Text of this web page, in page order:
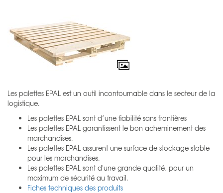
Les palettes EPAL est un outil incontournable dans le secteur de la
logistique.
Les palettes EPAL sont d’une fiabilité sans frontières
Les palettes EPAL garantissent le bon acheminement des
marchandises.
Les palettes EPAL assurent une surface de stockage stable
pour les marchandises.
Les palettes EPAL sont d'une grande qualité, pour un
maximum de sécurité au travail.
Fiches techniques des produits